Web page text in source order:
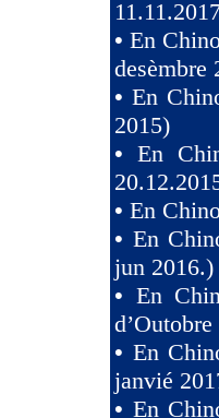
•En
• En
2015)
• En
• En
• En
jun 2016.)
• En
• En
janvié
• En